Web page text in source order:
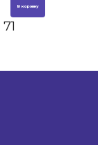
В корзину
71